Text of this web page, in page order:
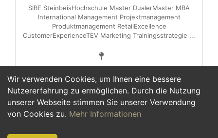
Wir verwenden Cookies, um Ihnen eine bessere
Nutzererfahrung zu ermöglichen. Durch die Nutzung
unserer Webseite stimmen Sie unserer Verwendung
von Cookies zu. Mehr Informationen
SIBE SteinbeisHochschule Master DualerMaster MBA
International Management Projektmanagement
Produktmanagement RetailExcellence
CustomerExperienceTEV Marketing Trainingsstrategie ...
1